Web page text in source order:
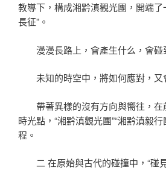
教導下，構成湘黔滇觀光團，開端了
長征”。
漫漫長路上，會產生什么，會碰
未知的時空中，將如何應對，又
帶著異樣的沒有方向與嚮往，
時光點，“湘黔滇觀光團”“湘黔滇毅
程。
二 在原始與古代的碰撞中，“碰